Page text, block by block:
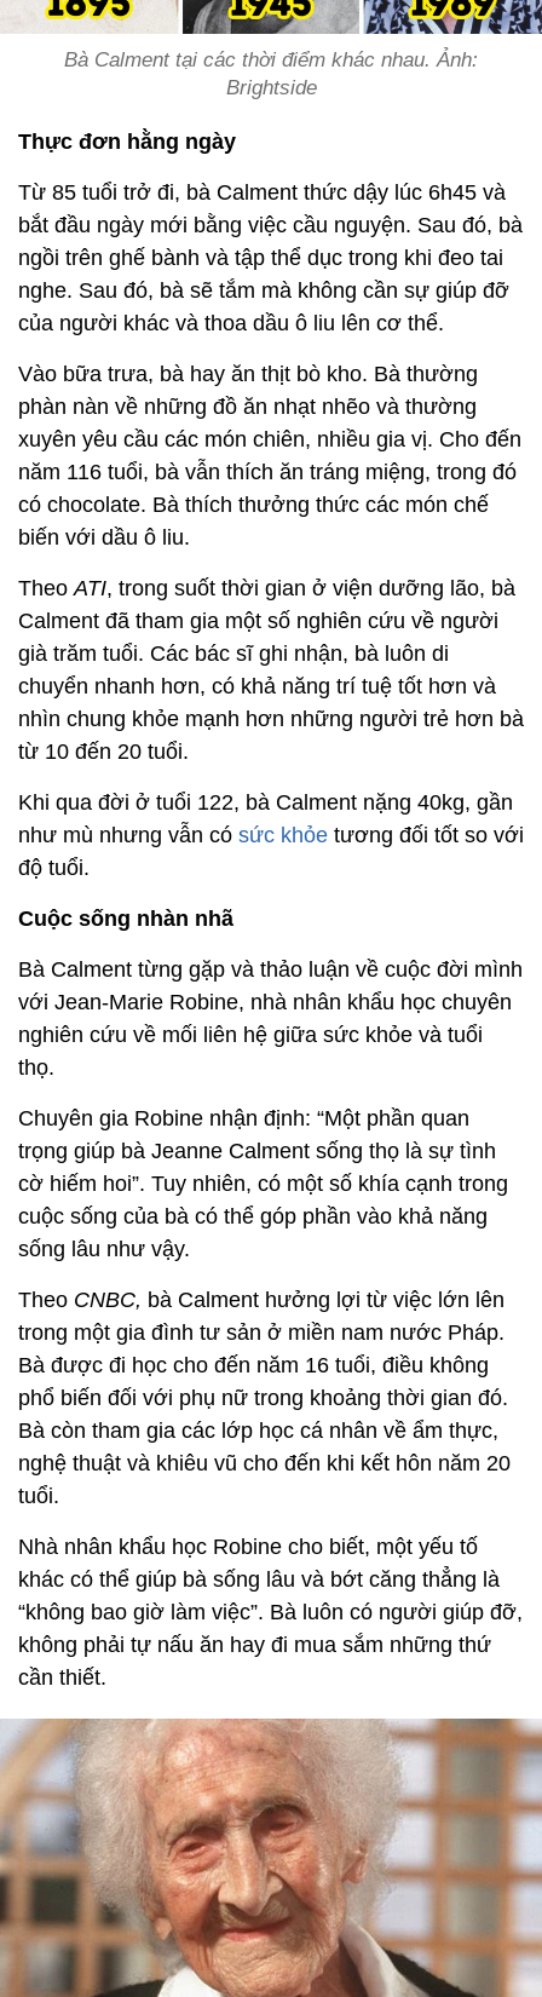
Bà Calment tại các thời điểm khác nhau. Ảnh:
Brightside
Thực đơn hằng ngày
Từ 85 tuổi trở đi, bà Calment thức dậy lúc 6h45 và
bắt đầu ngày mới bằng việc cầu nguyện. Sau đó, bà
ngồi trên ghế bành và tập thể dục trong khi đeo tai
nghe. Sau đó, bà sẽ tắm mà không cần sự giúp đỡ
của người khác và thoa dầu ô liu lên cơ thể.
Vào bữa trưa, bà hay ăn thịt bò kho. Bà thường
phàn nàn về những đồ ăn nhạt nhẽo và thường
xuyên yêu cầu các món chiên, nhiều gia vị. Cho đến
năm 116 tuổi, bà vẫn thích ăn tráng miệng, trong đó
có chocolate. Bà thích thưởng thức các món chế
biến với dầu ô liu.
TheoATI, trong suốt thời gian ở viện dưỡng lão, bà
Calment đã tham gia một số nghiên cứu về người
già trăm tuổi. Các bác sĩ ghi nhận, bà luôn di
chuyển nhanh hơn, có khả năng trí tuệ tốt hơn và
nhìn chung khỏe mạnh hơn những người trẻ hơn bà
từ 10 đến 20 tuổi.
Khi qua đời ở tuổi 122, bà Calment nặng 40kg, gần
như mù nhưng vẫn có sức khỏe tương đối tốt so với
độ tuổi.
Cuộc sống nhàn nhã
Bà Calment từng gặp và thảo luận về cuộc đời mình
với Jean-Marie Robine, nhà nhân khẩu học chuyên
nghiên cứu về mối liên hệ giữa sức khỏe và tuổi
thọ.
Chuyên gia Robine nhận định: “Một phần quan
trọng giúp bà Jeanne Calment sống thọ là sự tình
cờ hiếm hoi”. Tuy nhiên, có một số khía cạnh trong
cuộc sống của bà có thể góp phần vào khả năng
sống lâu như vậy.
Theo CNBC, bà Calment hưởng lợi từ việc lớn lên
trong một gia đình tư sản ở miền nam nước Pháp.
Bà được đi học cho đến năm 16 tuổi, điều không
phổ biến đối với phụ nữ trong khoảng thời gian đó.
Bà còn tham gia các lớp học cá nhân về ẩm thực,
nghệ thuật và khiêu vũ cho đến khi kết hôn năm 20
tuổi.
Nhà nhân khẩu học Robine cho biết, một yếu tố
khác có thể giúp bà sống lâu và bớt căng thẳng là
“không bao giờ làm việc”. Bà luôn có người giúp đỡ,
không phải tự nấu ăn hay đi mua sắm những thứ
cần thiết.